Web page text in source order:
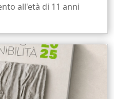
all'età di 11 anni